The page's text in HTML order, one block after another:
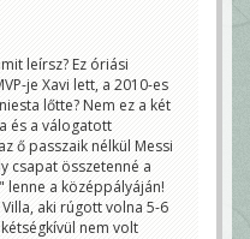
leírsz? Ez óriási
je Xavi lett, a 2010-es
lőtte? Nem ez a két
és a válogatott
ő passzaik nélkül Messi
csapat összetenné a
lenne a középpályáján!
aki rúgott volna 5-6
nem volt